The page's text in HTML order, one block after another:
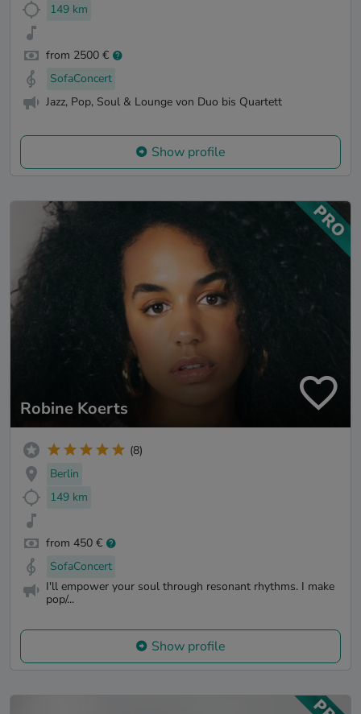
149 km
from 2500 €
SofaConcert
Jazz, Pop, Soul & Lounge von Duo bis Quartett
Show profile
Robine Koerts
(8)
Berlin
149 km
from 450 €
SofaConcert
I'll empower your soul through resonant rhythms. I make
pop/...
Show profile